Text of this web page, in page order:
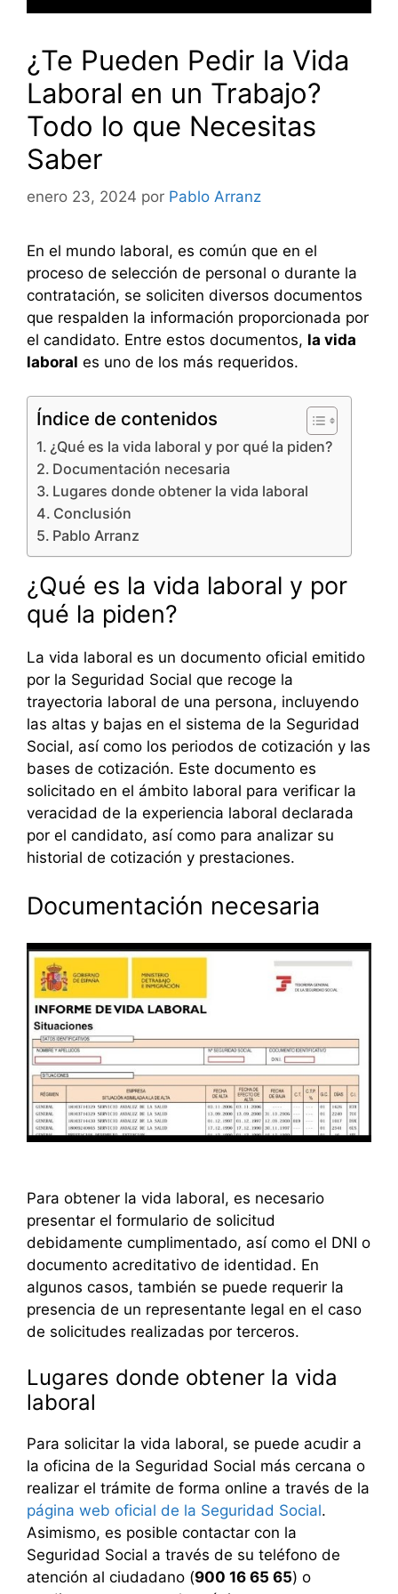
¿Te Pueden Pedir la Vida
Laboral en un Trabajo?
Todo lo que Necesitas
Saber
enero 23, 2024 por Pablo Arranz
En el mundo laboral, es común que en el
proceso de selección de personal o durante la
contratación, se soliciten diversos documentos
que respalden la información proporcionada por
el candidato. Entre estos documentos, la vida
laboral es uno de los más requeridos.
Índice de contenidos
¿Qué es la vida laboral y por qué la piden?
Documentación necesaria
Lugares donde obtener la vida laboral
Conclusión
Pablo Arranz
¿Qué es la vida laboral y por
qué la piden?
La vida laboral es un documento oficial emitido
por la Seguridad Social que recoge la
trayectoria laboral de una persona, incluyendo
las altas y bajas en el sistema de la Seguridad
Social, así como los periodos de cotización y las
bases de cotización. Este documento es
solicitado en el ámbito laboral para verificar la
veracidad de la experiencia laboral declarada
por el candidato, así como para analizar su
historial de cotización y prestaciones.
Documentación necesaria
Para obtener la vida laboral, es necesario
presentar el formulario de solicitud
debidamente cumplimentado, así como el DNI o
documento acreditativo de identidad. En
algunos casos, también se puede requerir la
presencia de un representante legal en el caso
de solicitudes realizadas por terceros.
Lugares donde obtener la vida
laboral
Para solicitar la vida laboral, se puede acudir a
la oficina de la Seguridad Social más cercana o
realizar el trámite de forma online a través de la
página web oficial de la Seguridad Social.
Asimismo, es posible contactar con la
Seguridad Social a través de su teléfono de
atención al ciudadano (900 16 65 65) o